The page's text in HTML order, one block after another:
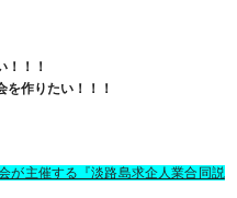
！！！
を作りたい！！！
が主催する『淡路島求企人業合同説